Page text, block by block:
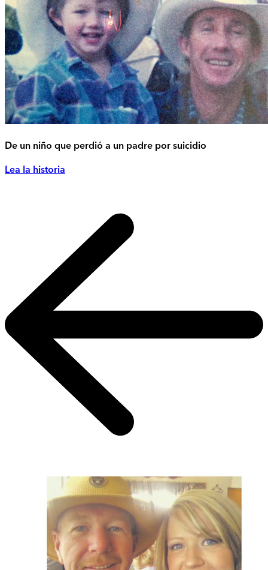
De un niño que perdió a un padre por suicidio
Lea la historia